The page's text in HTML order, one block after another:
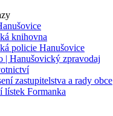
knihovna
policie Hanušovice
| Hanušovický zpravodaj
zastupitelstva a rady obce
lístek Formanka